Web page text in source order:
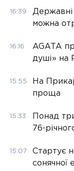
16:39
Державні
можна
16:16
AGATA
душі» на
15:55
На
проща
15:33
Понад
76-
15:07
Стартує
сонячної